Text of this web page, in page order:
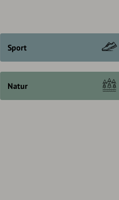
Sport
Natur